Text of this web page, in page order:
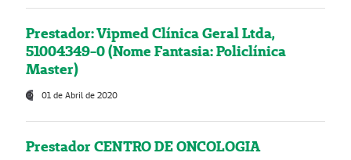
Prestador: Vipmed Clínica Geral Ltda,
51004349-0 (Nome Fantasia: Policlínica
Master)
01 de Abril de 2020
Prestador CENTRO DE ONCOLOGIA